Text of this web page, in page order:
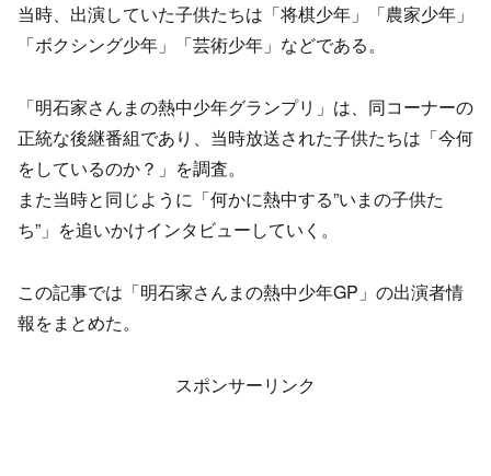
当時、出演していた子供たちは「将棋少年」「農家少年」
「ボクシング少年」「芸術少年」などである。
「明石家さんまの熱中少年グランプリ」は、同コーナーの
正統な後継番組であり、当時放送された子供たちは「今何
をしているのか？」を調査。
また当時と同じように「何かに熱中する”いまの子供た
ち”」を追いかけインタビューしていく。
この記事では「明石家さんまの熱中少年GP」の出演者情
報をまとめた。
スポンサーリンク